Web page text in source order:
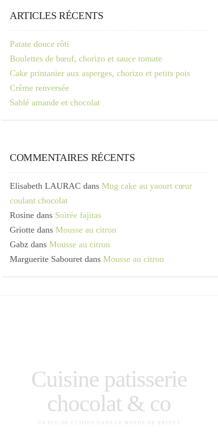
ARTICLES RÉCENTS
Patate douce rôti
Boulettes de bœuf, chorizo et sauce tomate
Cake printanier aux asperges, chorizo et petits pois
Crême renversée
Sablé amande et chocolat
COMMENTAIRES RÉCENTS
Elisabeth LAURAC dans Mug cake au yaourt cœur
coulant chocolat
Rosine dans Soirée fajitas
Griotte dans Mousse au citron
Gabz dans Mousse au citron
Marguerite Sabouret dans Mousse au citron
Cuisine patisserie
chocolat & co
UN PEU DE CUISINE DANS CE MONDE DE BRUTES